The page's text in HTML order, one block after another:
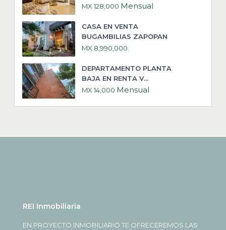
MX 128,000 Mensual
CASA EN VENTA
BUGAMBILIAS ZAPOPAN
MX 8,990,000
DEPARTAMENTO PLANTA
BAJA EN RENTA V...
MX 14,000 Mensual
REI Inmobiliaria
EN PROYECTO INMOBILIARIO TE OFRECEREMOS LAS